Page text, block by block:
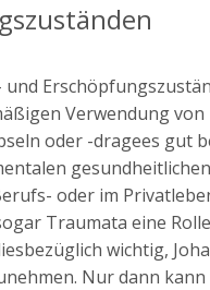
Verwendung von
oder -dragees gut
oder im
Traumata eine
wichtig,
Nur dann kann